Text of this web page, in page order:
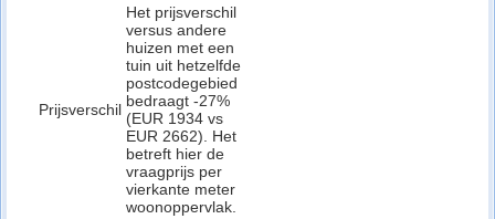
Prijsverschil
Het prijsverschil
versus andere
huizen met een
tuin uit hetzelfde
postcodegebied
bedraagt -27%
(EUR 1934 vs
EUR 2662). Het
betreft hier de
vraagprijs per
vierkante meter
woonoppervlak.